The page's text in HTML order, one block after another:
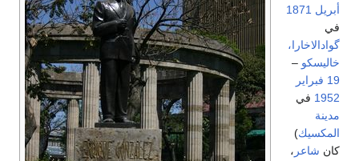
أبريل 1871
في
گوادالاخارا،
خاليسكو –
19 فبراير
1952 في
مدينة
المكسيك)
كان شاعر ،